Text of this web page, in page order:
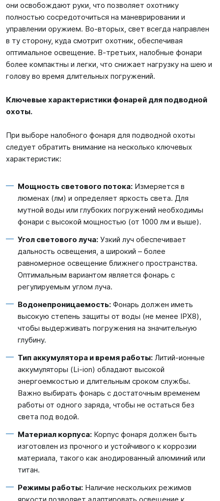
они освобождают руки, что позволяет охотнику
полностью сосредоточиться на маневрировании и
управлении оружием. Во-вторых, свет всегда направлен
в ту сторону, куда смотрит охотник, обеспечивая
оптимальное освещение. В-третьих, налобные фонари
более компактны и легки, что снижает нагрузку на шею и
голову во время длительных погружений.
Ключевые характеристики фонарей для подводной
охоты.
При выборе налобного фонаря для подводной охоты
следует обратить внимание на несколько ключевых
характеристик:
Мощность светового потока: Измеряется в
люменах (лм) и определяет яркость света. Для
мутной воды или глубоких погружений необходимы
фонари с высокой мощностью (от 1000 лм и выше).
Угол светового луча: Узкий луч обеспечивает
дальность освещения, а широкий – более
равномерное освещение ближнего пространства.
Оптимальным вариантом является фонарь с
регулируемым углом луча.
Водонепроницаемость: Фонарь должен иметь
высокую степень защиты от воды (не менее IPX8),
чтобы выдерживать погружения на значительную
глубину.
Тип аккумулятора и время работы: Литий-ионные
аккумуляторы (Li-ion) обладают высокой
энергоемкостью и длительным сроком службы.
Важно выбирать фонарь с достаточным временем
работы от одного заряда, чтобы не остаться без
света под водой.
Материал корпуса: Корпус фонаря должен быть
изготовлен из прочного и устойчивого к коррозии
материала, такого как анодированный алюминий или
титан.
Режимы работы: Наличие нескольких режимов